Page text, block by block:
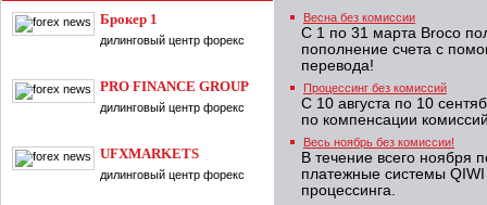
Брокер 1
дилинговый центр форекс
PRO FINANCE GROUP
дилинговый центр форекс
UFXMARKETS
дилинговый центр форекс
Весна без комиссии
С 1 по 31 марта Broco
пополнение счета с
перевода!
Процессинг без комиссий
С 10 августа по 10
по компенсации
Весь ноябрь без комиссии!
В течение всего ноября
платежные системы
процессинга.